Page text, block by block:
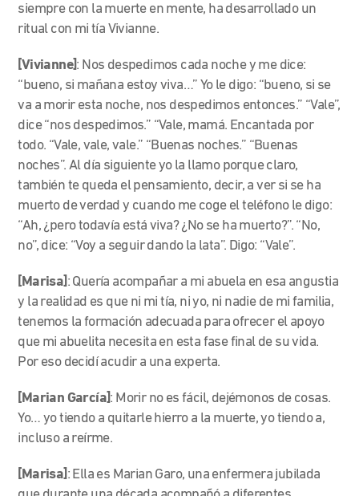
siempre con la muerte en mente, ha desarrollado un
ritual con mi tía Vivianne.
[Vivianne]: Nos despedimos cada noche y me dice:
“bueno, si mañana estoy viva…” Yo le digo: “bueno, si se
va a morir esta noche, nos despedimos entonces.” “Vale”,
dice “nos despedimos.” “Vale, mamá. Encantada por
todo. “Vale, vale, vale.” “Buenas noches.” “Buenas
noches”. Al día siguiente yo la llamo porque claro,
también te queda el pensamiento, decir, a ver si se ha
muerto de verdad y cuando me coge el teléfono le digo:
“Ah, ¿pero todavía está viva? ¿No se ha muerto?”. “No,
no”, dice: “Voy a seguir dando la lata”. Digo: “Vale”.
[Marisa] : Quería acompañar a mi abuela en esa angustia
y la realidad es que ni mi tía, ni yo, ni nadie de mi familia,
tenemos la formación adecuada para ofrecer el apoyo
que mi abuelita necesita en esta fase final de su vida.
Por eso decidí acudir a una experta.
[Marian García]: Morir no es fácil, dejémonos de cosas.
Yo… yo tiendo a quitarle hierro a la muerte, yo tiendo a,
incluso a reírme.
[Marisa] : Ella es Marian Garo, una enfermera jubilada